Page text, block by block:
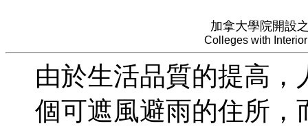
加拿大學院開設
Colleges with
由於生活品質的提高
個可遮風避雨的住所，